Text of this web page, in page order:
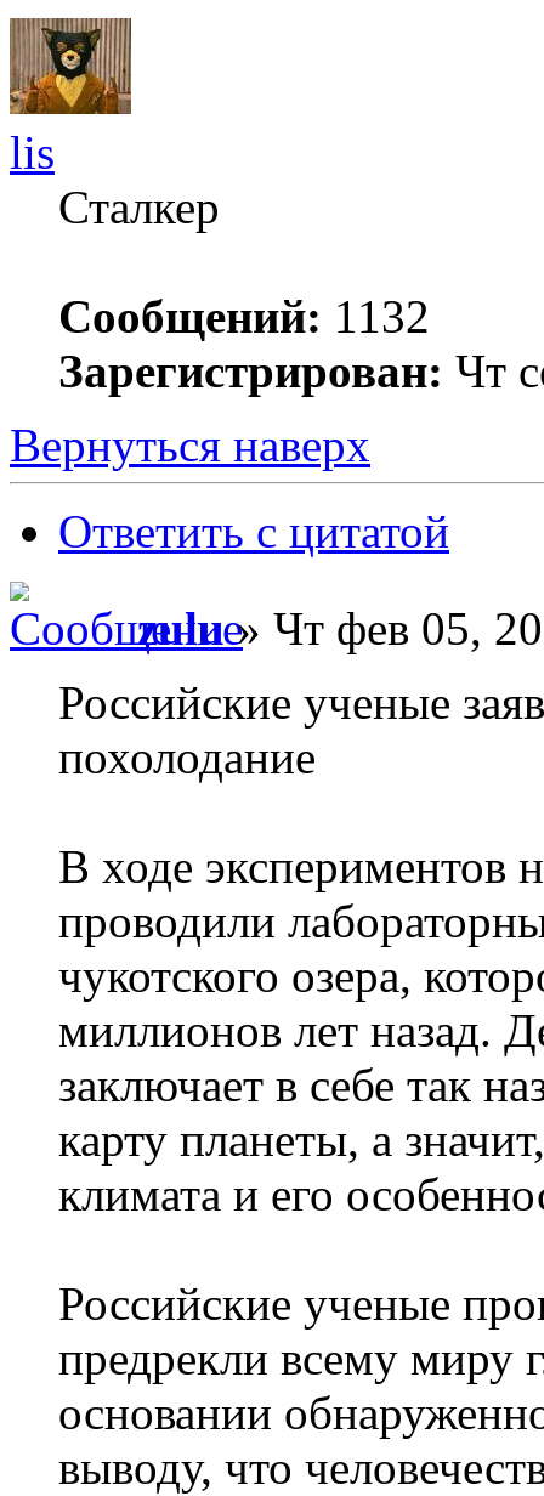
lis
Сталкер
Сообщений: 1132
Зарегистрирован: Чт
Вернуться наверх
Ответить с цитатой
zulu» Чт фев 05,
Российские ученые
похолодание
В ходе экспериментов
проводили
чукотского озера,
миллионов лет назад.
заключает в себе так
карту планеты, а
климата и его
Российские ученые
предрекли всему миру
основании
выводу, что